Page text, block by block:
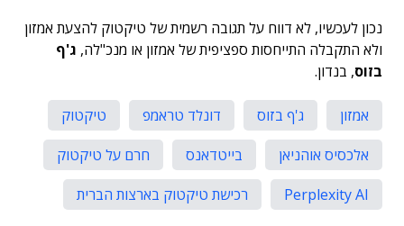
נכון לעכשיו, לא דווח על תגובה רשמית של טיקטוק להצעת אמזון
ולא התקבלה התייחסות ספציפית של אמזון או מנכ"לה, ג'ף
בזוס, בנדון.
אמזון ג'ף בזוס דונלד טראמפ
טיקטוק
אלכסיס אוהניאן
בייטדאנס
חרם על טיקטוק
Perplexity AI
רכישת טיקטוק בארצות הברית